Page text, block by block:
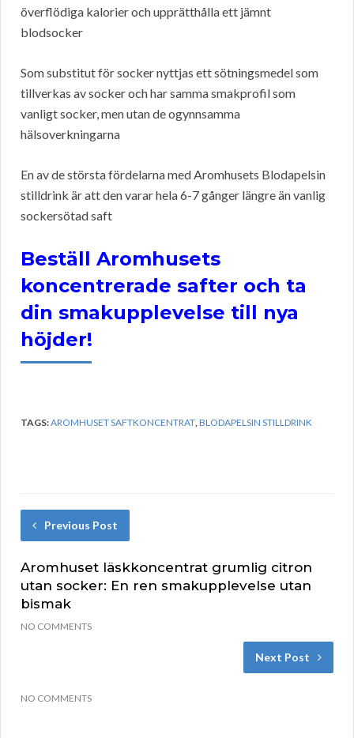
överflödiga kalorier och upprätthålla ett jämnt
blodsocker
Som substitut för socker nyttjas ett sötningsmedel som
tillverkas av socker och har samma smakprofil som
vanligt socker, men utan de ogynnsamma
hälsoverkningarna
En av de största fördelarna med Aromhusets Blodapelsin
stilldrink är att den varar hela 6-7 gånger längre än vanlig
sockersötad saft
Beställ Aromhusets
koncentrerade safter och ta
din smakupplevelse till nya
höjder!
TAGS:AROMHUSET SAFTKONCENTRAT,BLODAPELSIN STILLDRINK
Previous Post
Aromhuset läskkoncentrat grumlig citron
utan socker: En ren smakupplevelse utan
bismak
NO COMMENTS
Next Post
NO COMMENTS